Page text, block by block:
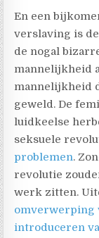
En een
verslaving is
de nogal
mannelijkheid
mannelijkheid
geweld. De
luidkeelse
seksuele
problemen.
revolutie
werk zitten.
omverwerping
introduceren